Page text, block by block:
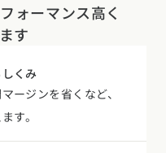
ォーマンス高く
す
くみ
ージンを省くなど、
す。